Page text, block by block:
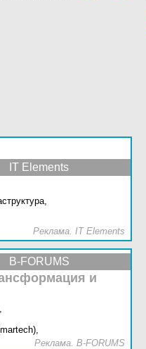
IT Elements
Реклама. IT Elements
B-FORUMS
и
Реклама. B-FORUMS